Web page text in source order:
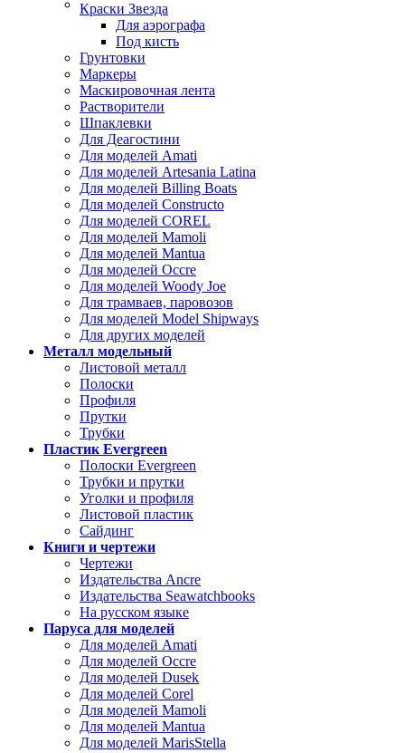
Краски Звезда
Для аэрографа
Под кисть
Грунтовки
Маркеры
Маскировочная лента
Растворители
Шпаклевки
Для Деагостини
Для моделей Amati
Для моделей Artesania Latina
Для моделей Billing Boats
Для моделей Constructo
Для моделей COREL
Для моделей Mamoli
Для моделей Mantua
Для моделей Occre
Для моделей Woody Joe
Для трамваев, паровозов
Для моделей Model Shipways
Для других моделей
Металл модельный
Листовой металл
Полоски
Профиля
Прутки
Трубки
Пластик Evergreen
Полоски Evergreen
Трубки и прутки
Уголки и профиля
Листовой пластик
Сайдинг
Книги и чертежи
Чертежи
Издательства Ancre
Издательства Seawatchbooks
На русском языке
Паруса для моделей
Для моделей Amati
Для моделей Occre
Для моделей Dusek
Для моделей Corel
Для моделей Mamoli
Для моделей Mantua
Для моделей MarisStella